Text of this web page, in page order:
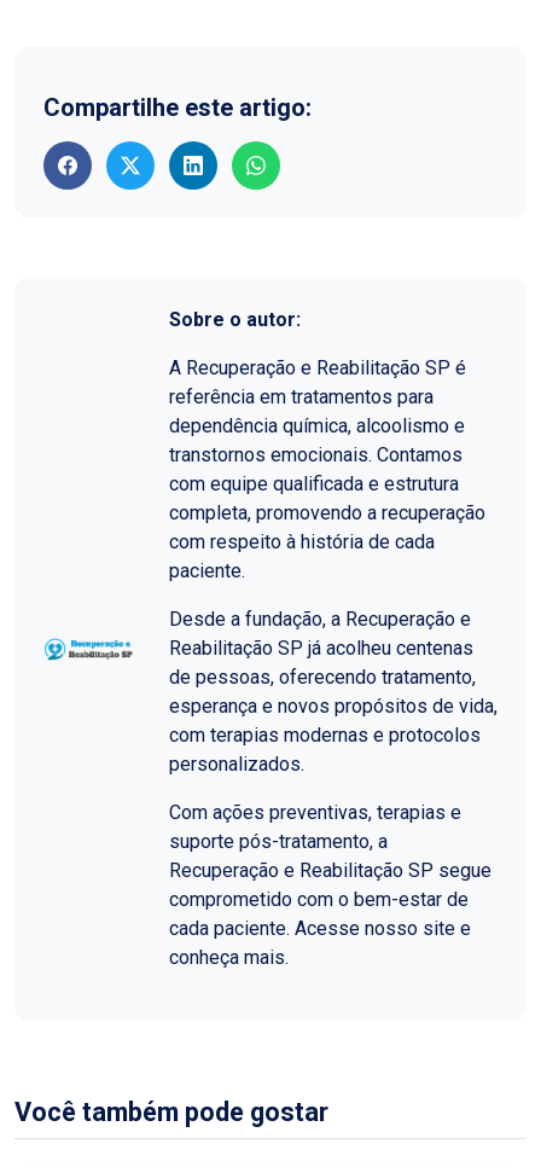
Compartilhe este artigo:
Sobre o autor:
A Recuperação e Reabilitação SP é
referência em tratamentos para
dependência química, alcoolismo e
transtornos emocionais. Contamos
com equipe qualificada e estrutura
completa, promovendo a recuperação
com respeito à história de cada
paciente.
Desde a fundação, a Recuperação e
Reabilitação SP já acolheu centenas
de pessoas, oferecendo tratamento,
esperança e novos propósitos de vida,
com terapias modernas e protocolos
personalizados.
Com ações preventivas, terapias e
suporte pós-tratamento, a
Recuperação e Reabilitação SP segue
comprometido com o bem-estar de
cada paciente. Acesse nosso site e
conheça mais.
Você também pode gostar